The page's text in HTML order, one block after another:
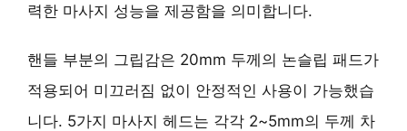
력한 마사지 성능을 제공함을 의미합니다.
핸들 부분의 그립감은 20mm 두께의 논슬립 패드가
적용되어 미끄러짐 없이 안정적인 사용이 가능했습
니다. 5가지 마사지 헤드는 각각 2~5mm의 두께 차